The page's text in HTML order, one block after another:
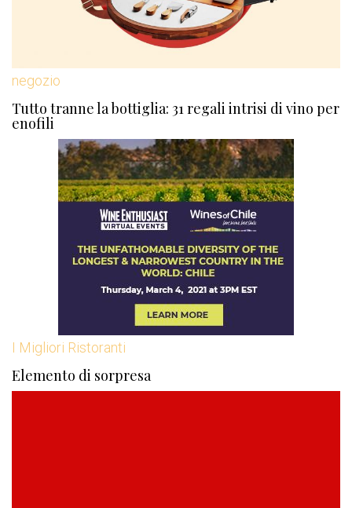
negozio
Tutto tranne la bottiglia: 31 regali intrisi di vino per
enofili
I Migliori Ristoranti
Elemento di sorpresa